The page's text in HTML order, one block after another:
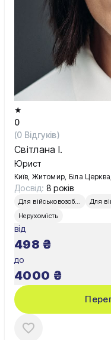
★
0
(0 Відгуків)
Світлана І.
Юрист
Київ, Житомир, Біла
Досвід: 8 років
Для військовозобов’язаних
Нерухомість
від
498 ₴
до
4000 ₴